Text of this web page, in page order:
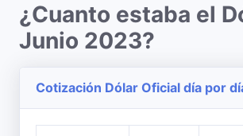
¿Cuanto estaba el
Junio 2023?
Cotización Dólar Oficial día por